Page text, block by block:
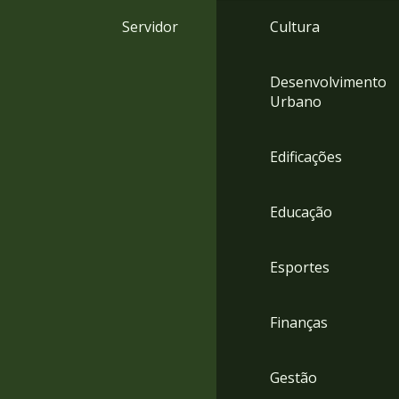
Servidor Cultura
Desenvolvimento
Urbano
Edificações
Educação
Esportes
Finanças
Gestão